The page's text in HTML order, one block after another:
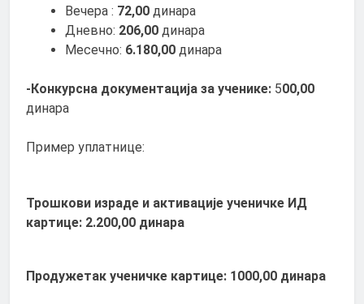
Вечера : 72,00 динара
Дневно: 206,00 динара
Месечно: 6.180,00 динара
-Конкурсна документација за ученике: 500,00
динара
Пример уплатнице:
Трошкови израде и активације ученичке ИД
картице: 2.200,00 динара
Продужетак ученичке картице: 1000,00 динара